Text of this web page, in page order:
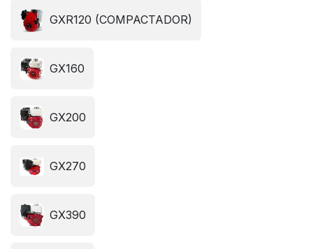
GXR120 (COMPACTADOR)
GX160
GX200
GX270
GX390